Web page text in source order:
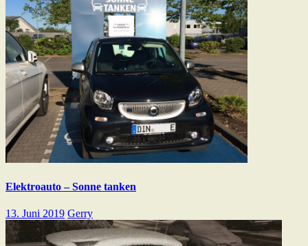
Elektroauto – Sonne tanken
13. Juni 2019 Gerry